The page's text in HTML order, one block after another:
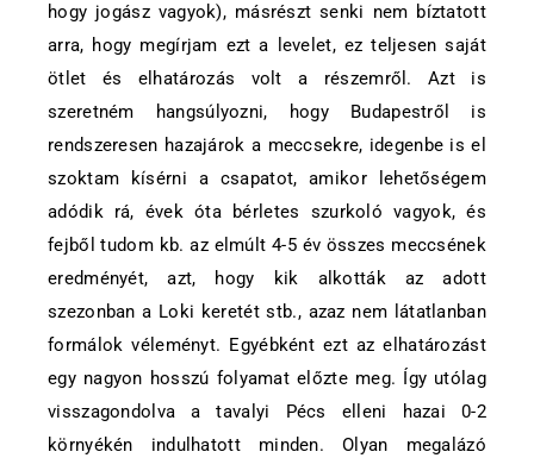
hogy jogász vagyok), másrészt senki nem bíztatott
arra, hogy megírjam ezt a levelet, ez teljesen saját
ötlet és elhatározás volt a részemről. Azt is
szeretném hangsúlyozni, hogy Budapestről is
rendszeresen hazajárok a meccsekre, idegenbe is el
szoktam kísérni a csapatot, amikor lehetőségem
adódik rá, évek óta bérletes szurkoló vagyok, és
fejből tudom kb. az elmúlt 4-5 év összes meccsének
eredményét, azt, hogy kik alkották az adott
szezonban a Loki keretét stb., azaz nem látatlanban
formálok véleményt. Egyébként ezt az elhatározást
egy nagyon hosszú folyamat előzte meg. Így utólag
visszagondolva a tavalyi Pécs elleni hazai 0-2
környékén indulhatott minden. Olyan megalázó